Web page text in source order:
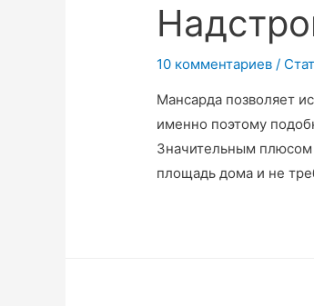
10 комментариев /
Мансарда позволяет
именно поэтому
Значительным плюсом
площадь дома и не